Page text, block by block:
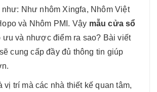
như: Như nhôm Xingfa, Nhôm Việt
và Nhôm PMI. Vậy mẫu cửa sổ
ưu và nhược điểm ra sao? Bài viết
cung cấp đầy đủ thông tin giúp
vị trí mà các nhà thiết kế quan tâm,